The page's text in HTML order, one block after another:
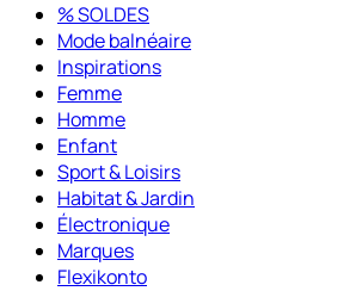
% SOLDES
Mode balnéaire
Inspirations
Femme
Homme
Enfant
Sport & Loisirs
Habitat & Jardin
Électronique
Marques
Flexikonto